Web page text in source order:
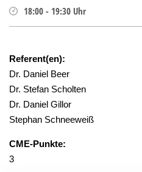
18:00 - 19:30 Uhr
Referent(en):
Dr. Daniel Beer
Dr. Stefan Scholten
Dr. Daniel Gillor
Stephan Schneeweiß
CME-Punkte:
3